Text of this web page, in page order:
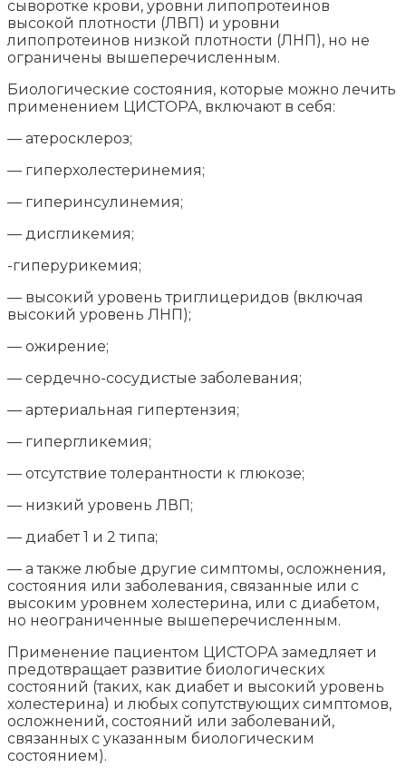
сыворотке крови, уровни липопротеинов
высокой плотности (ЛВП) и уровни
липопротеинов низкой плотности (ЛНП), но не
ограничены вышеперечисленным.
Биологические состояния, которые можно лечить
применением ЦИСТОРА, включают в себя:
— атеросклероз;
— гиперхолестеринемия;
— гиперинсулинемия;
— дисгликемия;
-гиперурикемия;
— высокий уровень триглицеридов (включая
высокий уровень ЛНП);
— ожирение;
— сердечно-сосудистые заболевания;
— артериальная гипертензия;
— гипергликемия;
— отсутствие толерантности к глюкозе;
— низкий уровень ЛВП;
— диабет 1 и 2 типа;
— а также любые другие симптомы, осложнения,
состояния или заболевания, связанные или с
высоким уровнем холестерина, или с диабетом,
но неограниченные вышеперечисленным.
Применение пациентом ЦИСТОРА замедляет и
предотвращает развитие биологических
состояний (таких, как диабет и высокий уровень
холестерина) и любых сопутствующих симптомов,
осложнений, состояний или заболеваний,
связанных с указанным биологическим
состоянием).